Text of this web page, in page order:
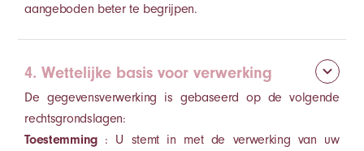
aangeboden beter te begrijpen.
4. Wettelijke basis voor verwerking
De gegevensverwerking is gebaseerd op de volgende
rechtsgrondslagen:
Toestemming: U stemt in met de verwerking van uw